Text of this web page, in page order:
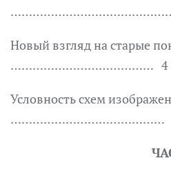
Новый взгляд на старые
………………………………… 4
Условность схем
……………………………………
ЧАСТЬ